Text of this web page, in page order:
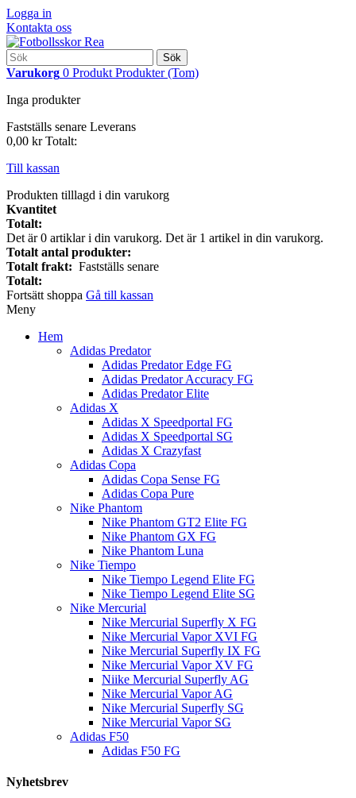
Logga in
Kontakta oss
Sök
Varukorg 0 Produkt Produkter (Tom)
Inga produkter
Fastställs senare Leverans
0,00 kr Totalt:
Till kassan
Produkten tilllagd i din varukorg
Kvantitet
Totalt:
Det är0 artiklar i din varukorg. Det är 1 artikel in din varukorg.
Totalt antal produkter:
Totalt frakt: Fastställs senare
Totalt:
Fortsätt shoppa Gå till kassan
Meny
Hem
Adidas Predator
Adidas Predator Edge FG
Adidas Predator Accuracy FG
Adidas Predator Elite
Adidas X
Adidas X Speedportal FG
Adidas X Speedportal SG
Adidas X Crazyfast
Adidas Copa
Adidas Copa Sense FG
Adidas Copa Pure
Nike Phantom
Nike Phantom GT2 Elite FG
Nike Phantom GX FG
Nike Phantom Luna
Nike Tiempo
Nike Tiempo Legend Elite FG
Nike Tiempo Legend Elite SG
Nike Mercurial
Nike Mercurial Superfly X FG
Nike Mercurial Vapor XVI FG
Nike Mercurial Superfly IX FG
Nike Mercurial Vapor XV FG
Niike Mercurial Superfly AG
Nike Mercurial Vapor AG
Nike Mercurial Superfly SG
Nike Mercurial Vapor SG
Adidas F50
Adidas F50 FG
Nyhetsbrev